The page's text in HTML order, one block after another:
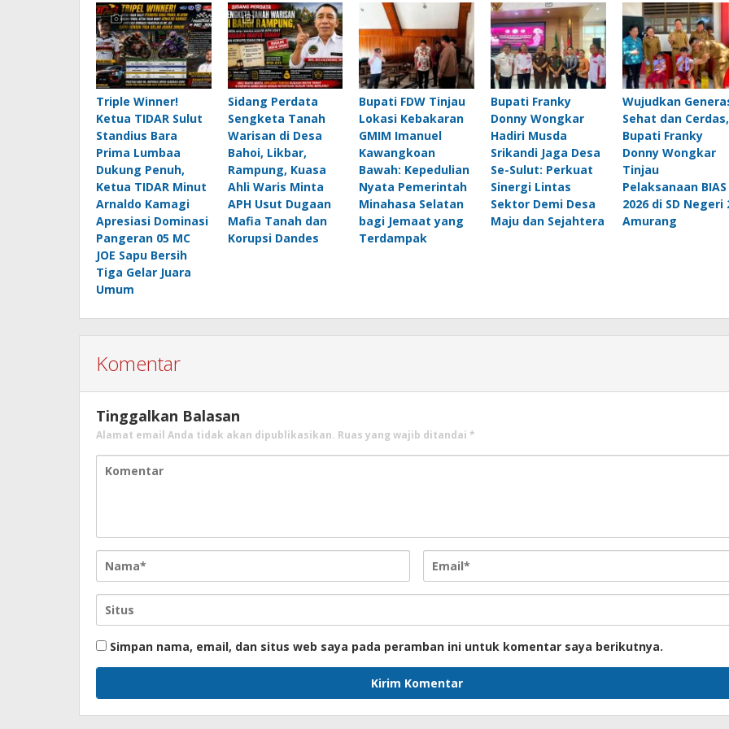
Triple Winner!
Ketua TIDAR Sulut
Standius Bara
Prima Lumbaa
Dukung Penuh,
Ketua TIDAR Minut
Arnaldo Kamagi
Apresiasi Dominasi
Pangeran 05 MC
JOE Sapu Bersih
Tiga Gelar Juara
Umum
Sidang Perdata
Sengketa Tanah
Warisan di Desa
Bahoi, Likbar,
Rampung, Kuasa
Ahli Waris Minta
APH Usut Dugaan
Mafia Tanah dan
Korupsi Dandes
Bupati FDW Tinjau
Lokasi Kebakaran
GMIM Imanuel
Kawangkoan
Bawah: Kepedulian
Nyata Pemerintah
Minahasa Selatan
bagi Jemaat yang
Terdampak
Bupati Franky
Donny Wongkar
Hadiri Musda
Srikandi Jaga Desa
Se-Sulut: Perkuat
Sinergi Lintas
Sektor Demi Desa
Maju dan Sejahtera
Wujudkan
Sehat dan Cerdas,
Bupati Franky
Donny Wongkar
Tinjau
Pelaksanaan BIAS
2026 di SD Negeri
Amurang
Komentar
Tinggalkan Balasan
Alamat email Anda tidak akan dipublikasikan. Ruas yang wajib ditandai *
Simpan nama, email, dan situs web saya pada peramban ini untuk komentar saya berikutnya.